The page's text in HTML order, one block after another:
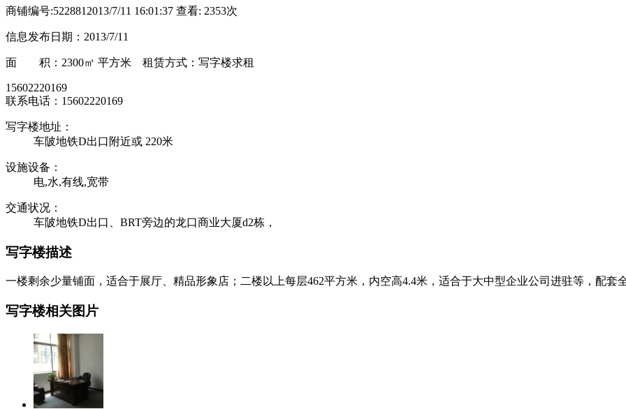
商铺编号:522881 2013/7/11 16:01:37 查看: 2353次
信息发布日期：2013/7/11
面 积： 2300㎡ 平方米 租赁方式：写字楼求租
15602220169
联系电话：15602220169
写字楼地址：
车陂地铁D出口附近或 220米
设施设备：
电,水,有线,宽带
交通状况：
车陂地铁D出口、BRT旁边的龙口商业大厦d2栋，
写字楼描述
一楼剩余少量铺面，适合于展厅、精品形象店；二楼以上每层462平方米，内空高4.4米，适合于大中型企业公司进驻等，配套
写字楼相关图片